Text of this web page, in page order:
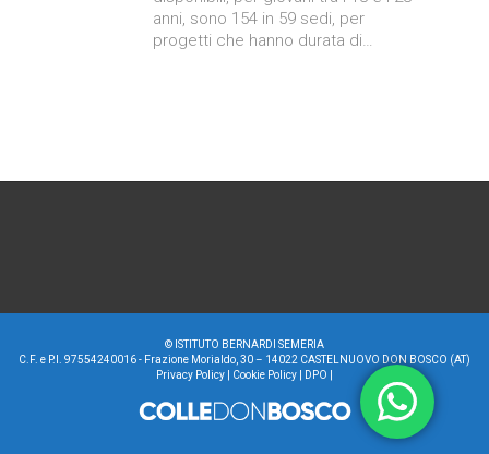
anni, sono 154 in 59 sedi, per
progetti che hanno durata di…
© ISTITUTO BERNARDI SEMERIA
C.F. e P.I. 97554240016 - Frazione Morialdo, 30 – 14022 CASTELNUOVO DON BOSCO (AT)
Privacy Policy
Cookie Policy DPO